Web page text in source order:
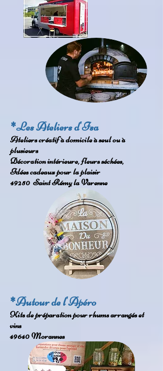
*Les Ateliers d'Isa
Ateliers créatif à domicile à seul ou à
plusieurs
Décoration intérieure, fleurs séchées,
Idées cadeaux pour la plaisir
49250 Saint Rémy la Varenne
*Autour de l'Apéro
Kits de préparation pour rhums arrangés et
vins
49640 Morannes